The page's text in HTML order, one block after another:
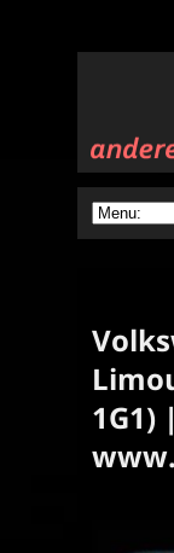
1G1)